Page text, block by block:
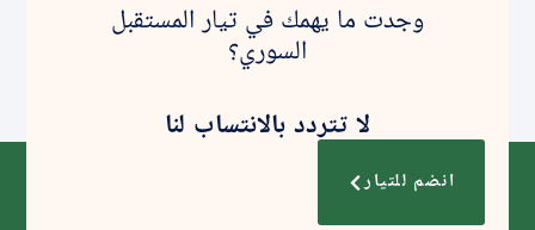
وجدت ما يهمك في تيار المستقبل
السوري؟
لا تتردد بالانتساب لنا
انضم للتيار